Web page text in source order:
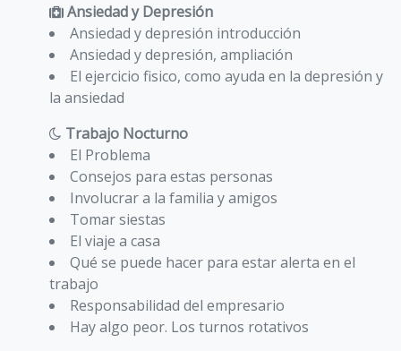
Ansiedad y Depresión
Ansiedad y depresión introducción
Ansiedad y depresión, ampliación
El ejercicio fisico, como ayuda en la depresión y
la ansiedad
Trabajo Nocturno
El Problema
Consejos para estas personas
Involucrar a la familia y amigos
Tomar siestas
El viaje a casa
Qué se puede hacer para estar alerta en el
trabajo
Responsabilidad del empresario
Hay algo peor. Los turnos rotativos